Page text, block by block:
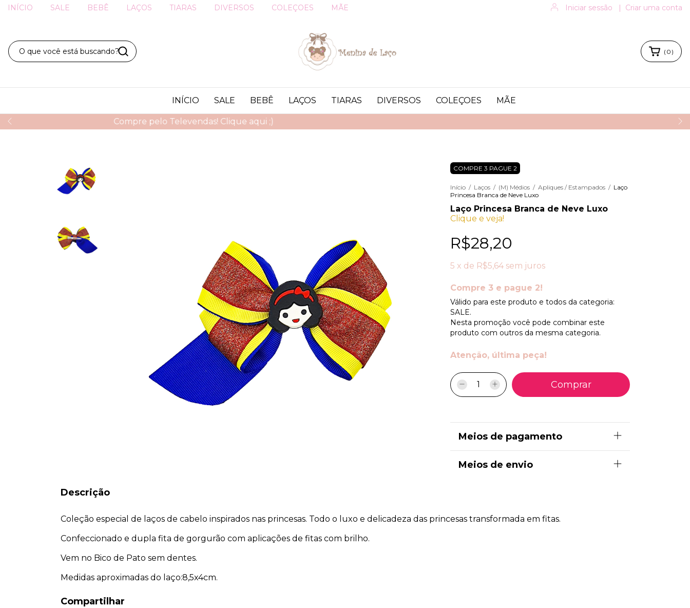
INÍCIO SALE BEBÊ LAÇOS TIARAS DIVERSOS COLEÇOES MÃE Iniciar sessão | Criar uma conta
( 0 )
INÍCIO SALE BEBÊ LAÇOS TIARAS DIVERSOS COLEÇOES MÃE
COMPRE 3 PAGUE 2
Início / Laços / (M) Médios / Apliques / Estampados / Laço
Princesa Branca de Neve Luxo
Laço Princesa Branca de Neve Luxo
Clique e veja!
R$28,20
5 x de R$5,64 sem juros
Compre 3 e pague 2!
Válido para este produto e todos da categoria:
SALE.
Nesta promoção você pode combinar este
produto com outros da mesma categoria.
Atenção, última peça!
Meios de pagamento
Meios de envio
Descrição
Coleção especial de laços de cabelo inspirados nas princesas. Todo o luxo e delicadeza das princesas transformada em fitas.
Confeccionado e dupla fita de gorgurão com aplicações de fitas com brilho.
Vem no Bico de Pato sem dentes.
Medidas aproximadas do laço:8,5x4cm.
Compartilhar